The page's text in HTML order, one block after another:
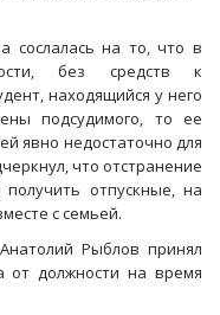
сослалась на то, что в
без средств к
находящийся у него
подсудимого, то ее
явно недостаточно для
что отстранение
отпускные, на
с семьей.
Рыблов принял
от должности на время